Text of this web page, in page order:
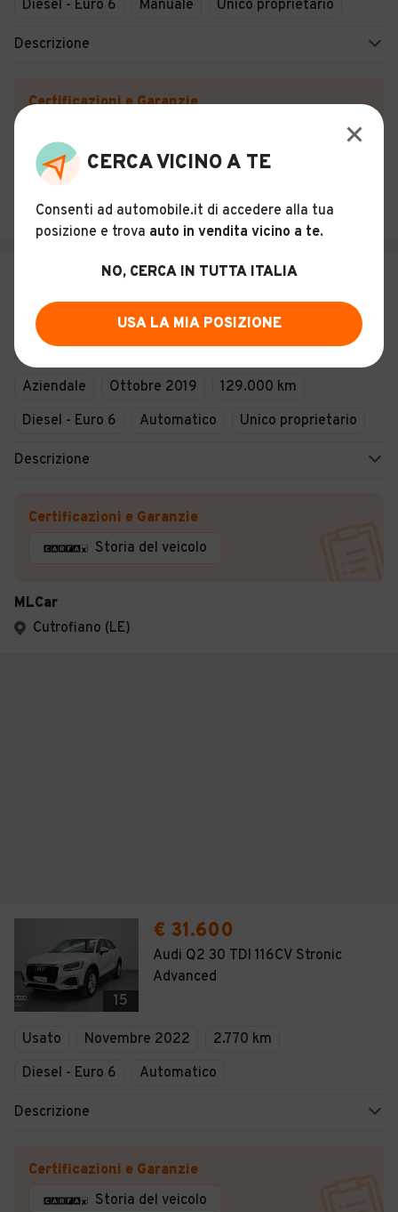
Diesel - Euro 6 Manuale Unico proprietario
Descrizione
Certificazioni e Garanzie
GI. CAR SRL
Piana degli Albanesi (PA)
13
€ 18.900
Audi Q2 30 TDI S tronic Business
GARANZIA 24 MESI
Aziendale Ottobre 2019
129.000 km
Diesel - Euro 6
Automatico Unico proprietario
Descrizione
Certificazioni e Garanzie
Storia del veicolo
MLCar
Cutrofiano (LE)
15
€ 31.600
Audi Q2 30 TDI 116CV Stronic
Advanced
Usato Novembre 2022
2.770 km
Diesel - Euro 6
Automatico
Descrizione
Certificazioni e Garanzie
Storia del veicolo
CERCA VICINO A TE
Consenti ad automobile.it di accedere alla tua
posizione e trova auto in vendita vicino a te.
NO, CERCA IN TUTTA ITALIA
USA LA MIA POSIZIONE